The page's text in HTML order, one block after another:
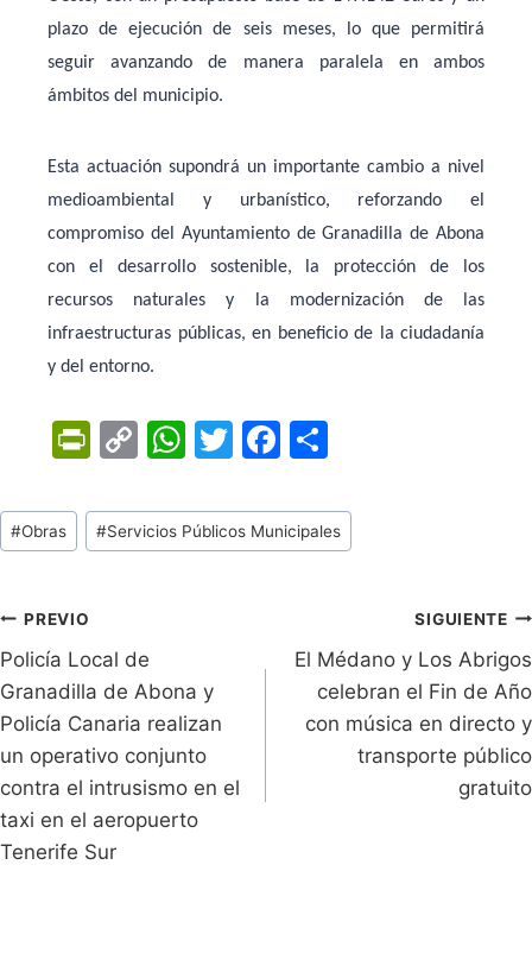
plazo de ejecución de seis meses, lo que permitirá
seguir avanzando de manera paralela en ambos
ámbitos del municipio.
Esta actuación supondrá un importante cambio a nivel
medioambiental y urbanístico, reforzando el
compromiso del Ayuntamiento de Granadilla de Abona
con el desarrollo sostenible, la protección de los
recursos naturales y la modernización de las
infraestructuras públicas, en beneficio de la ciudadanía
y del entorno.
Pr
tF
ri
dl
y
C
p
y
k
W
at
s
T
itt
er
F
c
e
o
m
p
Tags
de
#Obras #Servicios Públicos Municipales
Navegación
de
entradas
PREVIO
Policía Local de
Granadilla de Abona y
Policía Canaria realizan
un operativo conjunto
contra el intrusismo en el
taxi en el aeropuerto
Tenerife Sur
SIGUIENTE
El Médano y Los Abrigos
celebran el Fin de Año
con música en directo y
transporte público
gratuito